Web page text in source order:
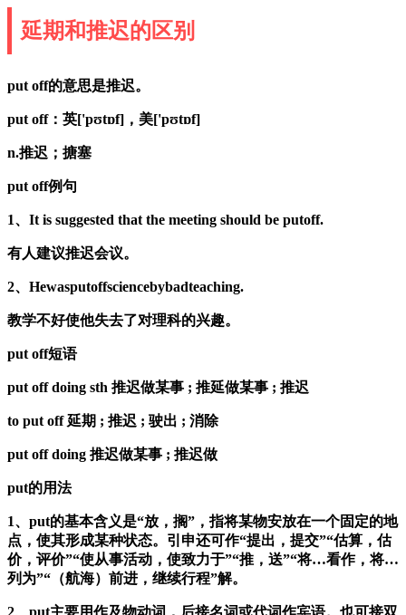
延期和推迟的区别
put off的意思是推迟。
put off：英['pʊtɒf]，美['pʊtɒf]
n.推迟；搪塞
put off例句
1、It is suggested that the meeting should be putoff.
有人建议推迟会议。
2、Hewasputoffsciencebybadteaching.
教学不好使他失去了对理科的兴趣。
put off短语
put off doing sth 推迟做某事 ; 推延做某事 ; 推迟
to put off 延期 ; 推迟 ; 驶出 ; 消除
put off doing 推迟做某事 ; 推迟做
put的用法
1、put的基本含义是“放，搁”，指将某物安放在一个固定的地
点，使其形成某种状态。引申还可作“提出，提交”“估算，估
价，评价”“使从事活动，使致力于”“推，送”“将…看作，将…
列为”“（航海）前进，继续行程”解。
2、put主要用作及物动词，后接名词或代词作宾语。也可接双